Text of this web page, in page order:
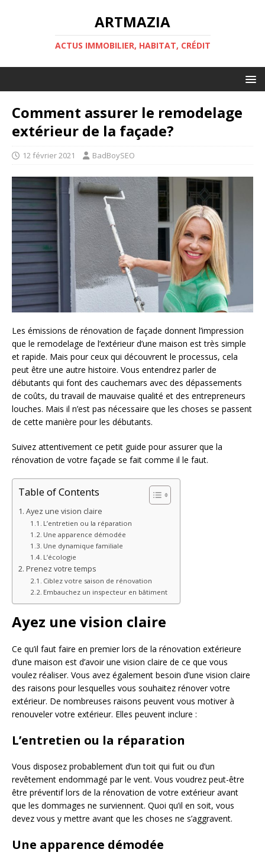
ARTMAZIA
ACTUS IMMOBILIER, HABITAT, CRÉDIT
Comment assurer le remodelage
extérieur de la façade?
12 février 2021 BadBoySEO
Les émissions de rénovation de façade donnent l’impression
que le remodelage de l’extérieur d’une maison est très simple
et rapide. Mais pour ceux qui découvrent le processus, cela
peut être une autre histoire. Vous entendrez parler de
débutants qui font des cauchemars avec des dépassements
de coûts, du travail de mauvaise qualité et des entrepreneurs
louches. Mais il n’est pas nécessaire que les choses se passent
de cette manière pour les débutants.
Suivez attentivement ce petit guide pour assurer que la
rénovation de votre façade se fait comme il le faut.
Table of Contents
Ayez une vision claire
L’entretien ou la réparation
Une apparence démodée
Une dynamique familiale
L’écologie
Prenez votre temps
Ciblez votre saison de rénovation
Embauchez un inspecteur en bâtiment
Ayez une vision claire
Ce qu’il faut faire en premier lors de la rénovation extérieure
d’une maison est d’avoir une vision claire de ce que vous
voulez réaliser. Vous avez également besoin d’une vision claire
des raisons pour lesquelles vous souhaitez rénover votre
extérieur. De nombreuses raisons peuvent vous motiver à
renouveler votre extérieur. Elles peuvent inclure :
L’entretien ou la réparation
Vous disposez probablement d’un toit qui fuit ou d’un
revêtement endommagé par le vent. Vous voudrez peut-être
être préventif lors de la rénovation de votre extérieur avant
que les dommages ne surviennent. Quoi qu’il en soit, vous
devez vous y mettre avant que les choses ne s’aggravent.
Une apparence démodée